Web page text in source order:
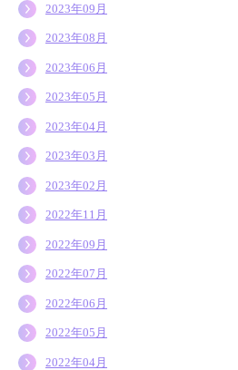
2023年09月
2023年08月
2023年06月
2023年05月
2023年04月
2023年03月
2023年02月
2022年11月
2022年09月
2022年07月
2022年06月
2022年05月
2022年04月